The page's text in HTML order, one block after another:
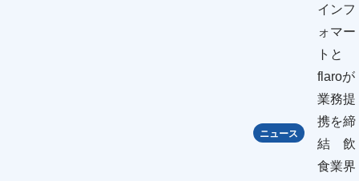
ニュース
インフ
ォマー
トと
flaroが
業務提
携を締
結 飲
食業界